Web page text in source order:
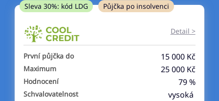
ano
Sleva 30%: kód LDG Půjčka po insolvenci
Detail >
První půjčka do 15 000 Kč
Maximum 25 000 Kč
Hodnocení 79 %
Schvalovatelnost vysoká